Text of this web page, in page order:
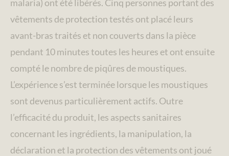
malaria) ont été libérés. Cinq personnes portant des
vêtements de protection testés ont placé leurs
avant-bras traités et non couverts dans la pièce
pendant 10 minutes toutes les heures et ont ensuite
compté le nombre de piqûres de moustiques.
L’expérience s’est terminée lorsque les moustiques
sont devenus particulièrement actifs. Outre
l’efficacité du produit, les aspects sanitaires
concernant les ingrédients, la manipulation, la
déclaration et la protection des vêtements ont joué